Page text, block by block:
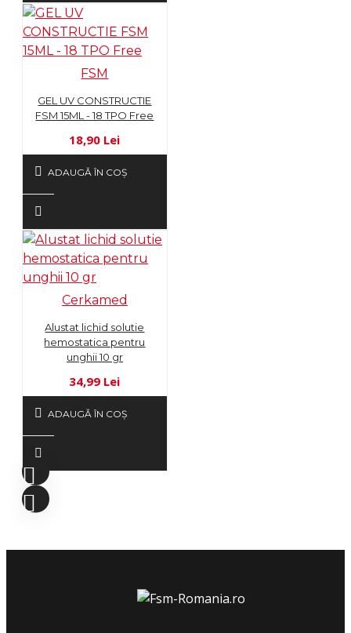
FSM
GEL UV CONSTRUCTIE
FSM 15ML - 18 TPO Free
18,90 Lei
ADAUGĂ ÎN COŞ
Cerkamed
Alustat lichid solutie
hemostatica pentru
unghii 10 gr
34,99 Lei
ADAUGĂ ÎN COŞ